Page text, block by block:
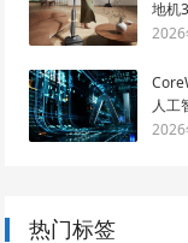
地机
人工
热门标签